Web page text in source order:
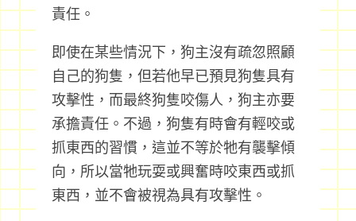
責任。
即使在某些情況下，狗主沒有疏忽照顧
自己的狗隻，但若他早已預見狗隻具有
攻擊性，而最終狗隻咬傷人，狗主亦要
承擔責任。不過，狗隻有時會有輕咬或
抓東西的習慣，這並不等於牠有襲擊傾
向，所以當牠玩耍或興奮時咬東西或抓
東西，並不會被視為具有攻擊性。